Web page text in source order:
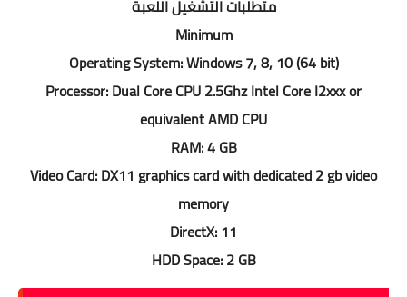
متطلبات التشغيل اللعبة
Minimum
Operating System: Windows 7, 8, 10 (64 bit)
Processor: Dual Core CPU 2.5Ghz Intel Core I2xxx or
equivalent AMD CPU
RAM: 4 GB
Video Card: DX11 graphics card with dedicated 2 gb video
memory
DirectX: 11
HDD Space: 2 GB